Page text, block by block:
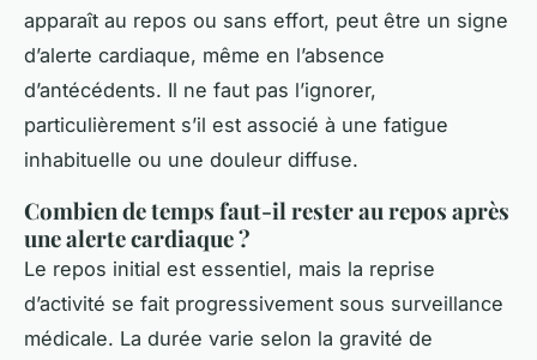
apparaît au repos ou sans effort, peut être un signe
d’alerte cardiaque, même en l’absence
d’antécédents. Il ne faut pas l’ignorer,
particulièrement s’il est associé à une fatigue
inhabituelle ou une douleur diffuse.
Combien de temps faut-il rester au repos après
une alerte cardiaque ?
Le repos initial est essentiel, mais la reprise
d’activité se fait progressivement sous surveillance
médicale. La durée varie selon la gravité de